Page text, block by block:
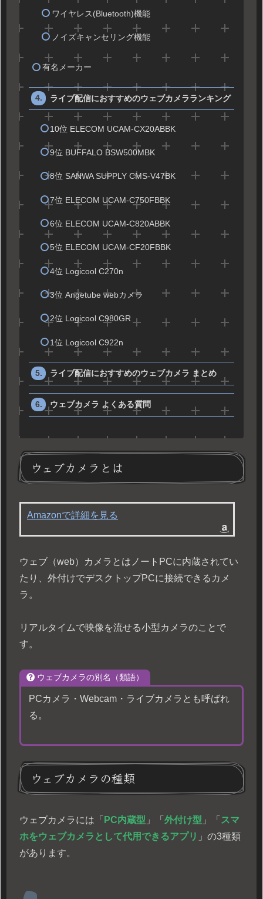
ワイヤレス(Bluetooth)機能
ノイズキャンセリング機能
有名メーカー
ライブ配信におすすめのウェブカメラランキング
10位 ELECOM UCAM-CX20ABBK
9位 BUFFALO BSW500MBK
8位 SANWA SUPPLY CMS-V47BK
7位 ELECOM UCAM-C750FBBK
6位 ELECOM UCAM-C820ABBK
5位 ELECOM UCAM-CF20FBBK
4位 Logicool C270n
3位 Angetube webカメラ
2位 Logicool C980GR
1位 Logicool C922n
ライブ配信におすすめのウェブカメラ まとめ
ウェブカメラ よくある質問
ウェブカメラとは
Amazonで詳細を見る
ウェブ（web）カメラとはノートPCに内蔵されてい
たり、外付けでデスクトップPCに接続できるカメ
ラ。
リアルタイムで映像を流せる小型カメラのことで
す。
ウェブカメラの別名（類語）
PCカメラ・Webcam・ライブカメラとも呼ばれ
る。
ウェブカメラの種類
ウェブカメラには「 PC内蔵型 」「 外付け型 」「 スマ
ホをウェブカメラとして代用できるアプリ 」の3種類
があります。